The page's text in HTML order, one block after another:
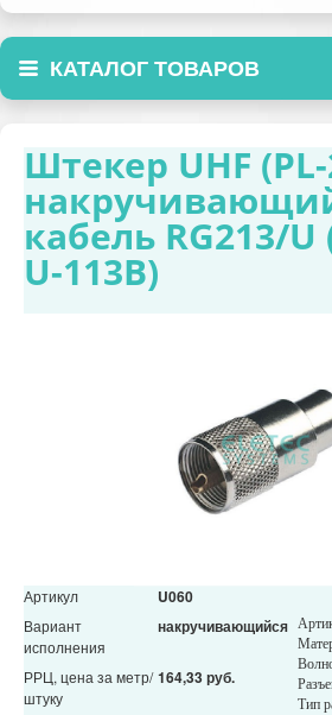
КАТАЛОГ ТОВАРОВ
Штекер UHF
кабель RG213/U
U-113B)
Артикул U060
Вариант
исполнения
накручивающийся
РРЦ, цена за метр/
штуку
164,33 руб.
Тип